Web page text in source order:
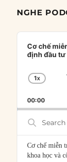
NGHE
Audio
Player
Cơ chế
định đầu tư
RATE
1X
00:00
Search
Episodes
Cơ chế miễn
khoa học và